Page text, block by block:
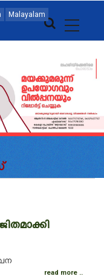
Malayalam
read more ..